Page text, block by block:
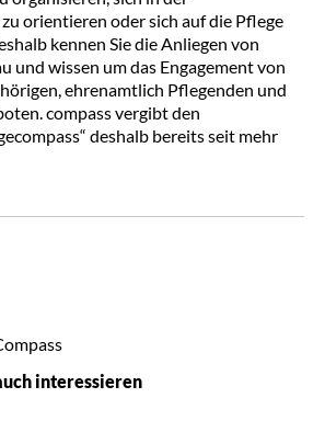
orientieren oder sich auf die Pflege
kennen Sie die Anliegen von
und wissen um das Engagement von
ehrenamtlich Pflegenden und
compass vergibt den
deshalb bereits seit mehr
interessieren